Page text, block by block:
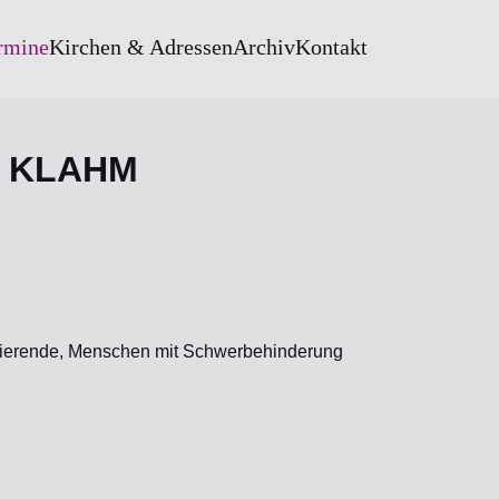
Kirchen & AdressenArchivKontakt
KLAHM
Menschen mit Schwerbehinderung